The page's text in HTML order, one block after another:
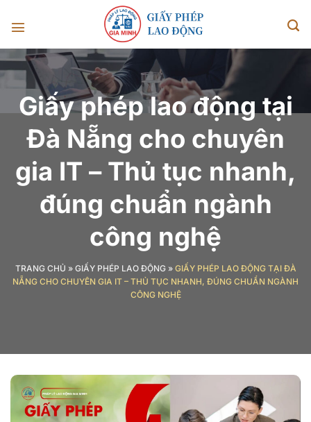
đến
nội
dung
Giấy phép lao động tại
Đà Nẵng cho chuyên
gia IT – Thủ tục nhanh,
đúng chuẩn ngành
công nghệ
TRANG CHỦ » GIẤY PHÉP LAO ĐỘNG» GIẤY PHÉP LAO ĐỘNG TẠI ĐÀ
NẴNG CHO CHUYÊN GIA IT – THỦ TỤC NHANH, ĐÚNG CHUẨN NGÀNH
CÔNG NGHỆ